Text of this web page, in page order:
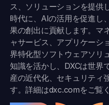
ス、ソリューションを提供
時代に、AIの活用を促進し
果の創出に貢献します。マ
ャサービス、アプリケーシ
界特化型ソフトウェアソリ
知識を活かし、DXCは世界
産の近代化、セキュリティ
す。詳細はdxc.comをご覧